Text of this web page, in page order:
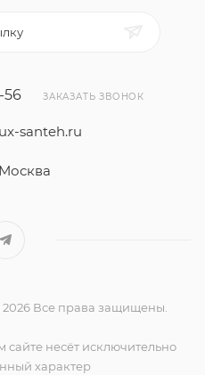
56 ЗАКАЗАТЬ ЗВОНОК
santeh.ru
Москва
Все права защищены.
несёт исключительно
характер